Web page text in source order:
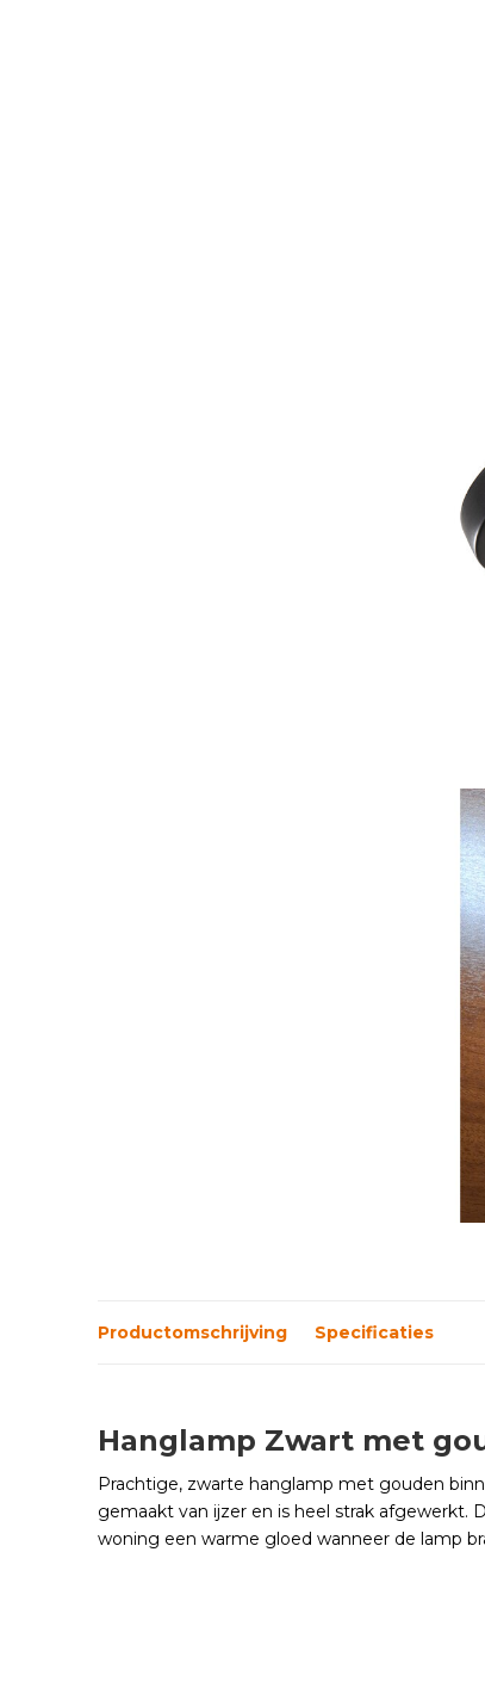
Productomschrijving Specificaties
Hanglamp Zwart met
Prachtige, zwarte hanglamp met gouden
gemaakt van ijzer en is heel strak
woning een warme gloed wanneer de lamp